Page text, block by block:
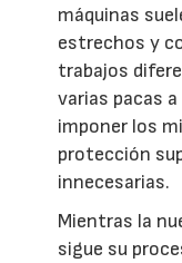
máquinas
estrechos y
trabajos
varias pacas
imponer los
protección
innecesarias.
Mientras la
sigue su